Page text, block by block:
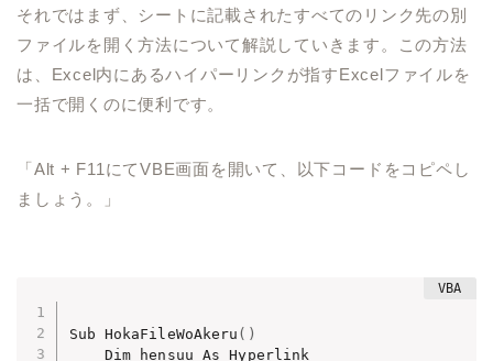
それではまず、シートに記載されたすべてのリンク先の別
ファイルを開く方法について解説していきます。この方法
は、Excel内にあるハイパーリンクが指すExcelファイルを
一括で開くのに便利です。
「Alt + F11にてVBE画面を開いて、以下コードをコピペし
ましょう。」
Sub HokaFileWoAkeru ( )
    Dim hensuu As Hyperlink